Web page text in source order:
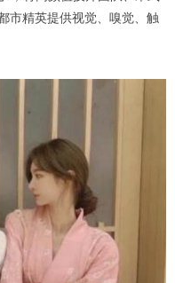
市精英提供视觉、嗅觉、触